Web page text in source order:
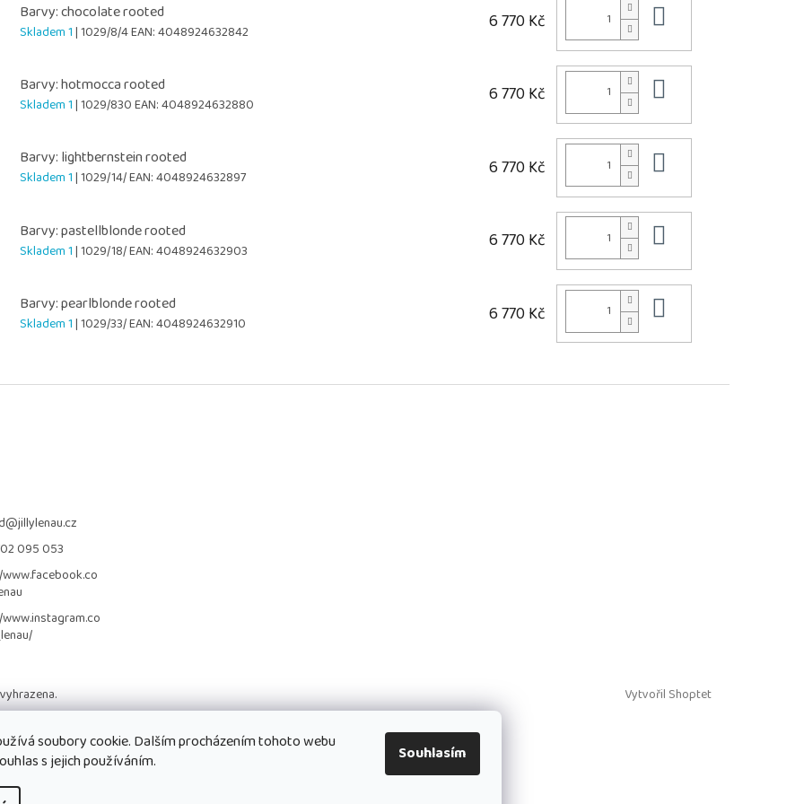
soubory cookie. Dalším procházením tohoto webu
s jejich používáním.
Souhlasím
Barvy: chocolate rooted
Skladem 1| 1029/8/4EAN:4048924632842 6 770 Kč
Barvy: hotmocca rooted
Skladem 1| 1029/830EAN:4048924632880 6 770 Kč
Barvy: lightbernstein rooted
Skladem 1| 1029/14/EAN:4048924632897 6 770 Kč
Barvy: pastellblonde rooted
Skladem 1| 1029/18/EAN:4048924632903 6 770 Kč
Barvy: pearlblonde rooted
Skladem 1| 1029/33/EAN:4048924632910 6 770 Kč
@jillylenau.cz
095 053
Vytvořil Shoptet